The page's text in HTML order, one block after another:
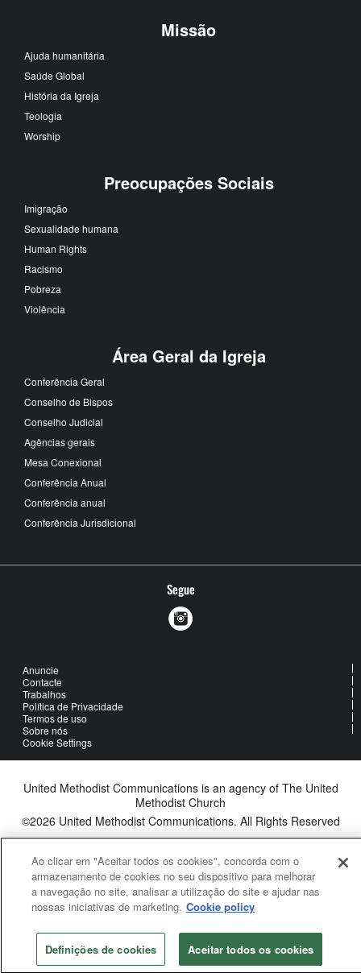
Missão
Ajuda humanitária
Saúde Global
História da Igreja
Teologia
Worship
Preocupações Sociais
Imigração
Sexualidade humana
Human Rights
Racismo
Pobreza
Violência
Área Geral da Igreja
Conferência Geral
Conselho de Bispos
Conselho Judicial
Agências gerais
Mesa Conexional
Conferência Anual
Conferência anual
Conferência Jurisdicional
Segue
Anuncie
Contacte
Trabalhos
Política de Privacidade
Termos de uso
Sobre nós
Cookie Settings
United Methodist Communications is an agency of The United
Methodist Church
©2026 United Methodist Communications. All Rights Reserved
Ao clicar em "Aceitar todos os cookies", concorda com o
armazenamento de cookies no seu dispositivo para melhorar
a navegação no site, analisar a utilização do site e ajudar nas
nossas iniciativas de marketing. Cookie policy
Definições de cookies Aceitar todos os cookies